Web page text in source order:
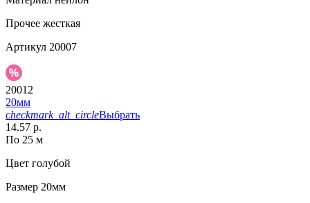
Прочее жесткая
Артикул 20007
20012
20мм
checkmark_alt_circleВыбрать
14.57 р.
По 25 м
Цвет голубой
Размер 20мм